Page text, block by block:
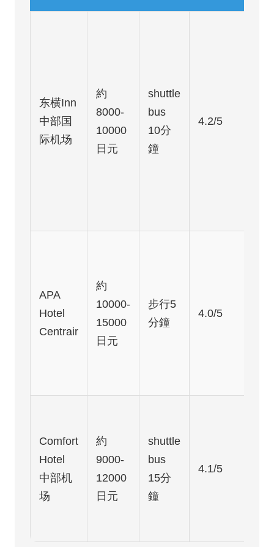
东横Inn
中部国
际机场
約
8000-
10000
日元
shuttle
bus
10分
鐘
4.2/5
APA
Hotel
Centrair
約
10000-
15000
日元
步行5
分鐘
4.0/5
Comfort
Hotel
中部机
场
約
9000-
12000
日元
shuttle
bus
15分
鐘
4.1/5